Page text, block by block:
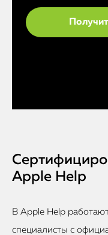
Apple Help
В Apple Help
специалисты с